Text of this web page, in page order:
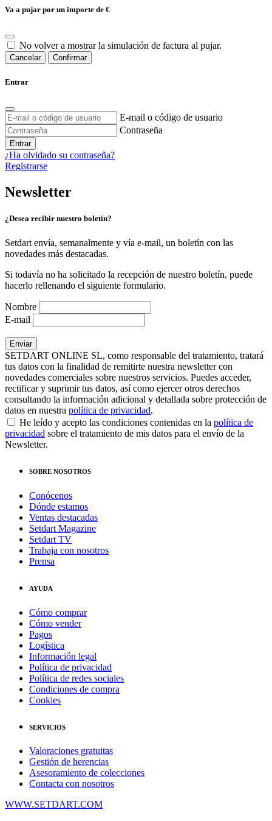
Va a pujar por un importe de €
No volver a mostrar la simulación de factura al pujar.
Cancelar Confirmar
Entrar
E-mail o código de usuario
Contraseña
Entrar
¿Ha olvidado su contraseña?
Registrarse
Newsletter
¿Desea recibir nuestro boletín?
Setdart envía, semanalmente y vía e-mail, un boletín con las
novedades más destacadas.
Si todavía no ha solicitado la recepción de nuestro boletín, puede
hacerlo rellenando el siguiente formulario.
Nombre
E-mail
SETDART ONLINE SL, como responsable del tratamiento, tratará
tus datos con la finalidad de remitirte nuestra newsletter con
novedades comerciales sobre nuestros servicios. Puedes acceder,
rectificar y suprimir tus datos, así como ejercer otros derechos
consultando la información adicional y detallada sobre protección de
datos en nuestra política de privacidad.
He leído y acepto las condiciones contenidas en la política de
privacidad sobre el tratamiento de mis datos para el envío de la
Newsletter.
SOBRE NOSOTROS
Conócenos
Dónde estamos
Ventas destacadas
Setdart Magazine
Setdart TV
Trabaja con nosotros
Prensa
AYUDA
Cómo comprar
Cómo vender
Pagos
Logística
Información legal
Política de privacidad
Política de redes sociales
Condiciones de compra
Cookies
SERVICIOS
Valoraciones gratuitas
Gestión de herencias
Asesoramiento de colecciones
Contacta con nosotros
WWW.SETDART.COM